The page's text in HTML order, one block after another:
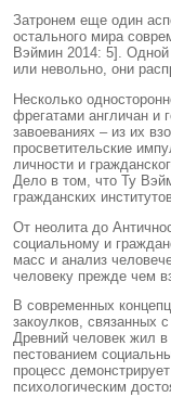
Затронем еще один
остального мира
Вэймин 2014: 5]. Одной
или невольно, они
Несколько
фрегатами англичан и
завоеваниях – из их
просветительские
личности и
Дело в том, что Ту
гражданских
От неолита до
социальному и
масс и анализ
человеку прежде чем
В современных
закоулков, связанных
Древний человек жил
пестованием
процесс
психологическим